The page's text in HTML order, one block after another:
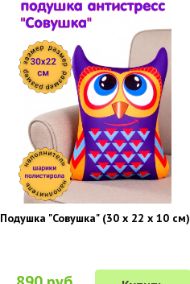
Подушка "Совушка" (30 х 22 х 10 см)